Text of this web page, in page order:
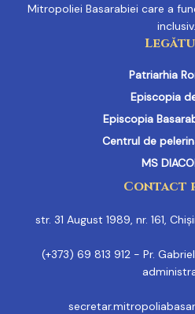
Mitropoliei Basarabiei care a
inclusiv.
Patriarhia
Episcopia
Episcopia
Centrul de
MS
Contact
str. 31 August 1989, nr. 161,
(+373) 69 813 912 - Pr.